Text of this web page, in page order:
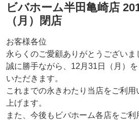
ビバホーム半田亀崎店
（月）閉店
お客様各位
永らくのご愛顧ありがとうございま
誠に勝手ながら、12月31日（月）
いただきます。
これまでの永きわたり当店をご利用
上げます。
また、今後もビバホーム各店をご利